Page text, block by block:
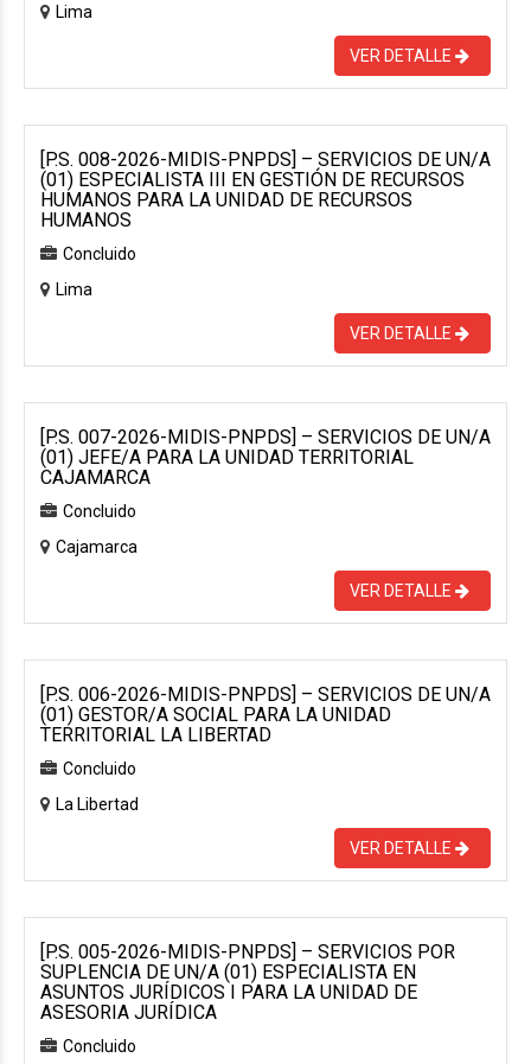
Lima
VER DETALLE
[P.S. 008-2026-MIDIS-PNPDS] – SERVICIOS DE UN/A
(01) ESPECIALISTA III EN GESTIÓN DE RECURSOS
HUMANOS PARA LA UNIDAD DE RECURSOS
HUMANOS
Concluido
Lima
VER DETALLE
[P.S. 007-2026-MIDIS-PNPDS] – SERVICIOS DE UN/A
(01) JEFE/A PARA LA UNIDAD TERRITORIAL
CAJAMARCA
Concluido
Cajamarca
VER DETALLE
[P.S. 006-2026-MIDIS-PNPDS] – SERVICIOS DE UN/A
(01) GESTOR/A SOCIAL PARA LA UNIDAD
TERRITORIAL LA LIBERTAD
Concluido
La Libertad
VER DETALLE
[P.S. 005-2026-MIDIS-PNPDS] – SERVICIOS POR
SUPLENCIA DE UN/A (01) ESPECIALISTA EN
ASUNTOS JURÍDICOS I PARA LA UNIDAD DE
ASESORIA JURÍDICA
Concluido